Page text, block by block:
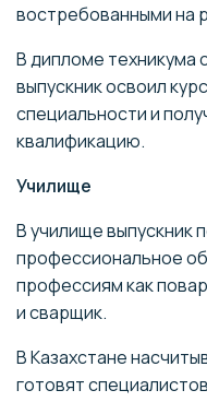
востребованными на
В дипломе техникума
выпускник освоил
специальности и
квалификацию.
Училище
В училище выпускник
профессиональное
профессиям как
и сварщик.
В Казахстане
готовят